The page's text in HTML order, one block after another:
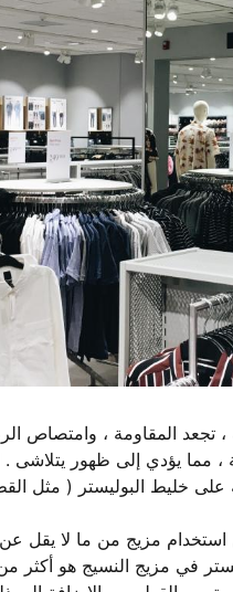
، تجعد المقاومة ، وامتصاص